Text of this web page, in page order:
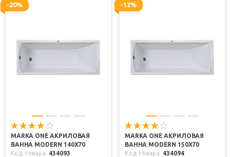
-20%
MARKA ONE АКРИЛОВАЯ
ВАННА MODERN 140X70
Код товара
434093
-12%
MARKA ONE АКРИЛОВАЯ
ВАННА MODERN 150X70
Код товара
434094